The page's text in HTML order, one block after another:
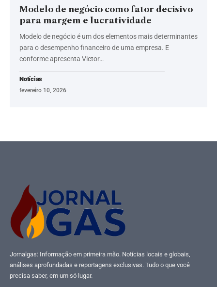
Modelo de negócio como fator decisivo
para margem e lucratividade
Modelo de negócio é um dos elementos mais determinantes
para o desempenho financeiro de uma empresa. E
conforme apresenta Victor…
Notícias
fevereiro 10, 2026
Jornalgas: Informação em primeira mão. Notícias locais e globais,
análises aprofundadas e reportagens exclusivas. Tudo o que você
precisa saber, em um só lugar.